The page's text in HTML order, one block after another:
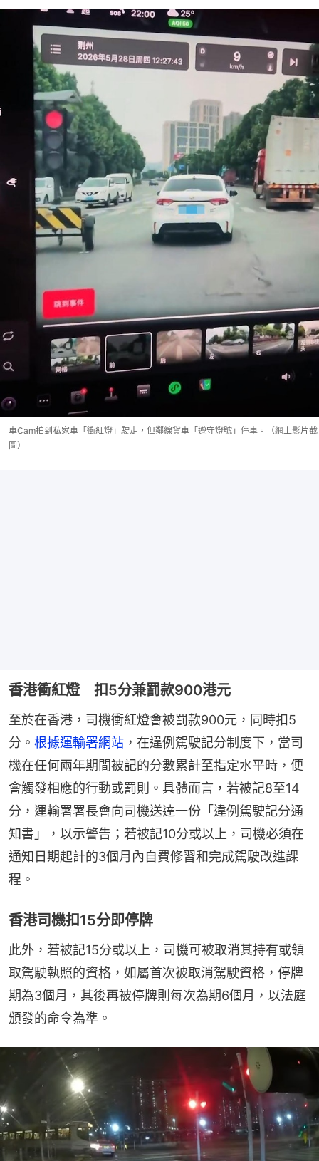
車Cam拍到私家車「衝紅燈」駛走，但鄰線貨車「遵守燈號」停車。（網上影片截
圖）
香港衝紅燈 扣5分兼罰款900港元
至於在香港，司機衝紅燈會被罰款900元，同時扣5
分。 根據運輸署網站 ，在違例駕駛記分制度下，當司
機在任何兩年期間被記的分數累計至指定水平時，便
會觸發相應的行動或罰則。具體而言，若被記8至14
分，運輸署署長會向司機送達一份「違例駕駛記分通
知書」，以示警告；若被記10分或以上，司機必須在
通知日期起計的3個月內自費修習和完成駕駛改進課
程。
香港司機扣15分即停牌
此外，若被記15分或以上，司機可被取消其持有或領
取駕駛執照的資格，如屬首次被取消駕駛資格，停牌
期為3個月，其後再被停牌則每次為期6個月，以法庭
頒發的命令為準。